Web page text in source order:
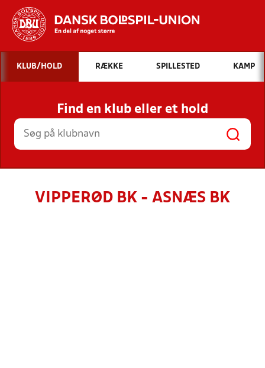
Hvad vil du søge efter?
INDHOLD OG NYHEDER
STILLINGER, RESULTATER, KLUBBER OG
HOLD
KLUB/HOLD RÆKKE SPILLESTED KAMP
Find en klub eller et hold
VIPPERØD BK - ASNÆS BK